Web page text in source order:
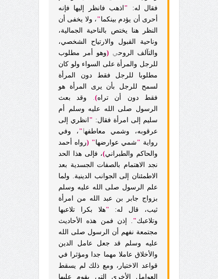
فقال له:
" اذهب فانظر إليها فإنه
أحرى أن يؤدم بينكما"، ولا يخفى أن
النظر هنا يختص بالناحية الجمالية،
وناحية القبول والارتياح الشخصي،
والتآلف الروحي (وهو أمر مطلوب
للرجل والمرأة على السواء ولو كان
مطلوبا للرجل فقط دون المرأة
لسمح للرجل بأن يرى المرأة هو
فقط دون أن تراه)
وقد بعث
الرسول صلى الله عليه وسلم أم
سليم إلى امرأة فقال: " انظري إلى
عرقوبه، وشمي معاطفها "، وفي
رواية "شمي عوارضها" (رواه أحمد
والحاكم والطبراني)، فإلى هذا الحد
نجد الاهتمام بالصفات الجسدية بعد
الاطمئنان إلى الجوانب الدينية. ولما
علم الرسول صلى الله عليه وسلم
بزواج جابر بن عبد الله من امرأة
ثيب، قال له:
"هلا بكرا تلاعبها
وتلاعبك" . إذن فمن هذه الأحاديث
مجتمعة نفهم أن الرسول صلى الله
عليه وسلم قد جعل عامل الدين
والأخلاق عاملا مهما جدا ومؤثرا في
قواعد الاختيار، ومع ذلك لم يسقط
العوامل الأخرى التي يقوم عليها